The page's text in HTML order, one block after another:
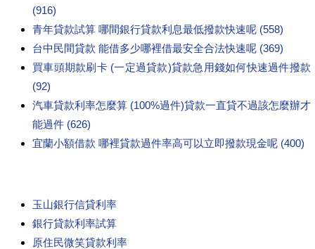
(916)
青年貸款試算 哪間銀行貸款利息最低撥款快速呢 (558)
台中民間貸款 能借多少哪裡借最安全合法快速呢 (369)
買車頭期款刷卡 (一定過貸款)貸款急用錢如何快速過件撥款
(92)
汽車貸款利率怎麼算 (100%過件)貸款一直貸不過該怎麼辦才
能過件 (626)
宜蘭小額借款 哪裡貸款過件率高可以立即撥款現金呢 (400)
玉山銀行信貸利率
銀行貸款利率試算
原住民微笑貸款利率